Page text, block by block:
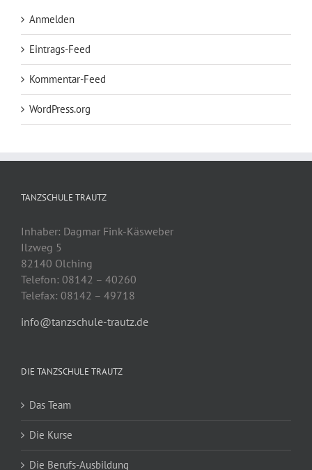
Anmelden
Eintrags-Feed
Kommentar-Feed
WordPress.org
TANZSCHULE TRAUTZ
Inhaber: Dagmar Fink-Käsweber
Ilzweg 5
82140 Olching
Telefon: 08142 – 40260
Telefax: 08142 – 49718
info@tanzschule-trautz.de
DIE TANZSCHULE TRAUTZ
Das Team
Die Kurse
Die Berufs-Ausbildung